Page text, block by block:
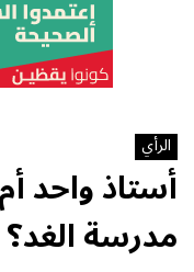
الرأي
أستاذ واحد
مدرسة الغد؟